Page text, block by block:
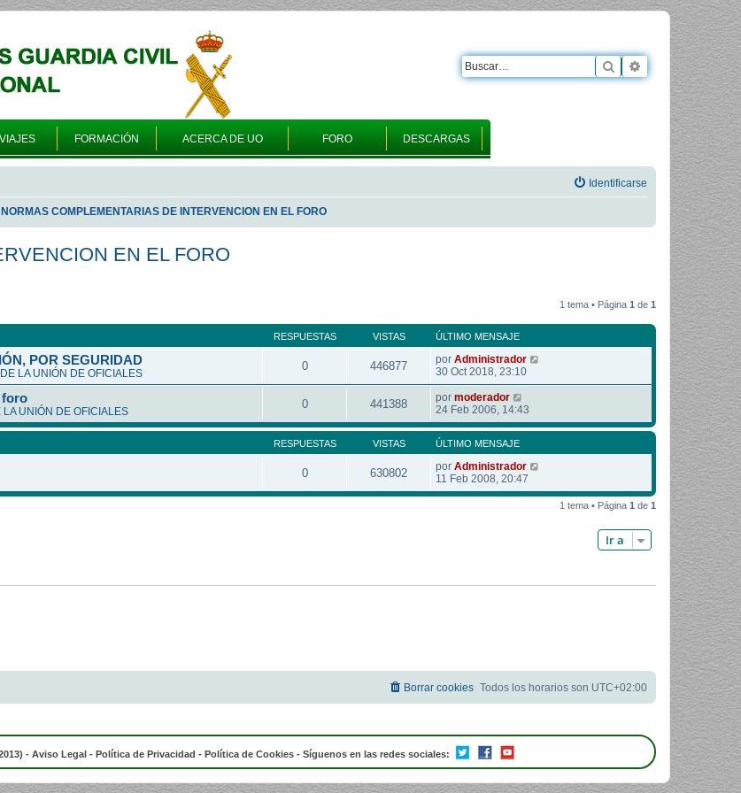
FORMACIÓN ACERCA DE UO FORO DESCARGAS
Buscar Búsqueda
Identificarse
NORMAS COMPLEMENTARIAS DE INTERVENCION EN EL FORO
EN EL FORO
1 tema • Página 1 de 1
RESPUESTAS VISTAS ÚLTIMO MENSAJE
POR SEGURIDAD
LA UNIÓN DE OFICIALES
0 446877 por Administrador
30 Oct 2018, 23:10
foro
UNIÓN DE OFICIALES
0 441388 por moderador
24 Feb 2006, 14:43
RESPUESTAS VISTAS ÚLTIMO MENSAJE
0 630802 por Administrador
11 Feb 2008, 20:47
1 tema • Página 1 de 1
Ir a
Todos los horarios son UTC+02:00
Borrar cookies
- Aviso Legal - Política de Privacidad - Política de Cookies - Síguenos en las redes sociales: